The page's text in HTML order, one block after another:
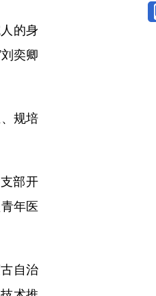
的身
奕卿
规培
部开
年医
自治